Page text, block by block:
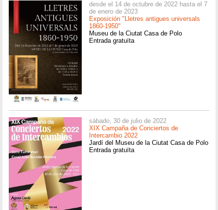
desde el 14 de octubre de 2022 hasta el 7
de enero de 2023
Exposición "Lletres antigues universals
1860-1950"
Museu de la Ciutat Casa de Polo
Entrada gratuïta
sábado, 30 de julio de 2022
XIX Campaña de Conciertos de
Intercambio 2022
Jardí del Museu de la Ciutat Casa de Polo
Entrada gratuïta